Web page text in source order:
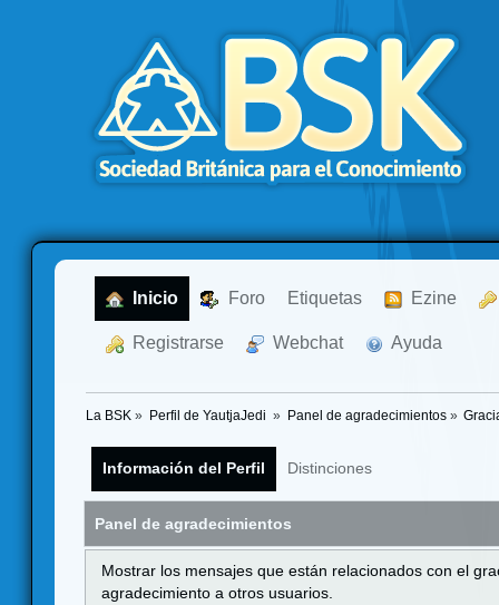
Inicio Foro Etiquetas Ezine
Registrarse Webchat Ayuda
La BSK » Perfil de YautjaJedi » Panel de agradecimientos»
Información del Perfil Distinciones
Panel de agradecimientos
Mostrar los mensajes que están relacionados con el
agradecimiento a otros usuarios.